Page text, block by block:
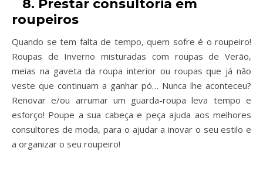
8. Prestar consultoria em
roupeiros
Quando se tem falta de tempo, quem sofre é o roupeiro!
Roupas de Inverno misturadas com roupas de Verão,
meias na gaveta da roupa interior ou roupas que já não
veste que continuam a ganhar pó… Nunca lhe aconteceu?
Renovar e/ou arrumar um guarda-roupa leva tempo e
esforço! Poupe a sua cabeça e peça ajuda aos melhores
consultores de moda, para o ajudar a inovar o seu estilo e
a organizar o seu roupeiro!